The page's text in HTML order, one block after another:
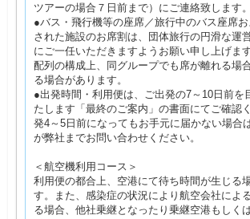
ツアーの場合７日前まで）にご連絡致します。
●バス・飛行機等の座席／旅行中のバス座席
された施設のお席割は、団体旅行の円滑な運
にご一任いただきますようお願い申し上げま
配列の構成上、同グループでも席が離れる場
る場合があります。
●出発時間・利用便は、ご出発の7～10日前を
たします「最終のご案内」の書面にてご確認
発4～5日前になってもお手元に届かない場合
が弊社までお問い合わせください。
＜航空機利用コース＞
利用便の都合上、空港にて待ち時間が生じる
す。また、感染症の状況により航空会社によ
る場合、他社乗継となったり乗継空港もしく